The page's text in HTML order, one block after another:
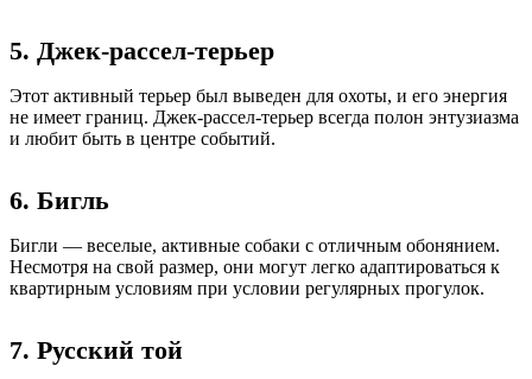
5. Джек-рассел-терьер
Этот активный терьер был выведен для охоты, и его энергия
не имеет границ. Джек-рассел-терьер всегда полон энтузиазма
и любит быть в центре событий.
6. Бигль
Бигли — веселые, активные собаки с отличным обонянием.
Несмотря на свой размер, они могут легко адаптироваться к
квартирным условиям при условии регулярных прогулок.
7. Русский той